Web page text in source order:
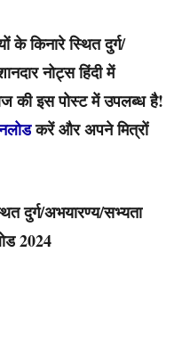
के किनारे स्थित दुर्ग/
नोट्स हिंदी में
की इस पोस्ट में उपलब्ध है!
करें और अपने मित्रों
दुर्ग/अभयारण्य/सभ्यता
2024